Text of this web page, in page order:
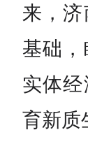
来，
基础
实体
育新质